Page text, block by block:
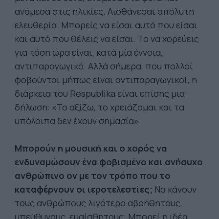
ανάμεσα στις ηλικίες. Αισθάνεσαι απόλυτη
ελευθερία. Μπορείς να είσαι αυτό που είσαι
και αυτό που θέλεις να είσαι. Το να χορεύεις
για τόση ώρα είναι, κατά μία έννοια,
αντιπαραγωγικό. Αλλά σήμερα, που πολλοί
φοβούνται μήπως είναι αντιπαραγωγικοί, η
διάρκεια του Respublika είναι επίσης μια
δήλωση: «Το αξίζω, το χρειάζομαι και τα
υπόλοιπα δεν έχουν σημασία».
Μπορούν η μουσική και ο χορός να
ενδυναμώσουν ένα φοβισμένο και ανήσυχο
ανθρώπινο ον με τον τρόπο που το
καταφέρνουν οι ιεροτελεστίες; Να κάνουν
τους ανθρώπους λιγότερο αβοήθητους,
υπεύθυνους, ευαίσθητους; Μπορεί η ιδέα